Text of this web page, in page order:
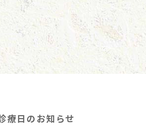
療日のお知らせ